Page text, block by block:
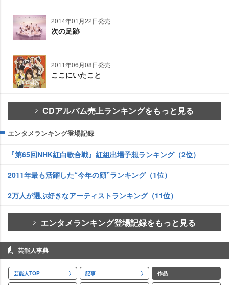
2014年01月22日発売
次の足跡
2011年06月08日発売
ここにいたこと
CDアルバム売上ランキングをもっと見る
エンタメランキング登場記録
『第65回NHK紅白歌合戦』紅組出場予想ランキング（2位）
2011年最も活躍した“今年の顔”ランキング（1位）
2万人が選ぶ好きなアーティストランキング（11位）
エンタメランキング登場記録をもっと見る
芸能人事典
芸能人TOP 記事 作品